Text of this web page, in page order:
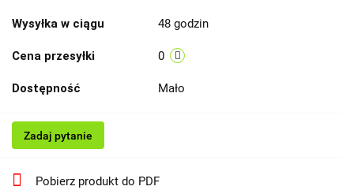
Wysyłka w ciągu 48 godzin
Cena przesyłki 0
Dostępność Mało
Zadaj pytanie
Pobierz produkt do PDF